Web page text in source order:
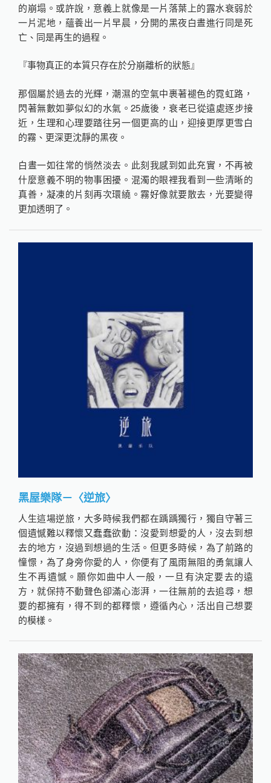
的崩塌。或許說，意義上就像是一片落葉上的露水衰弱於
一片泥地，蘊養出一片早晨，分開的黑夜白晝進行同是死
亡、同是再生的過程。
『事物真正的本質只存在於分崩離析的狀態』
那個屬於過去的光輝，潮濕的空氣中裹著褪色的霓虹路，
閃著無數如夢似幻的水氣。25歲後，衰老已從遠處逐步接
近，生理和心理要踏往另一個更高的山，迎接更厚更雪白
的霧、更深更沈靜的黑夜。
白晝一如往常的悄然淡去。此刻我感到如此充實，不再被
什麼意義不明的物事困擾。混濁的眼裡我看到一些清晰的
真善，凝凍的片刻再次環繞。霧好像就要散去，光要變得
更加透明了。
黑屋樂隊－〈逆旅〉
人生這場逆旅，大多時候我們都在踽踽獨行，獨自守著三
個遺憾難以釋懷又蠢蠢欲動：沒愛到想愛的人，沒去到想
去的地方，沒過到想過的生活。但更多時候，為了前路的
憧憬，為了身旁你愛的人，你便有了風雨無阻的勇氣讓人
生不再遺憾。願你如曲中人一般，一旦有決定要去的遠
方，就保持不動聲色卻滿心澎湃，一往無前的去追尋，想
要的都擁有，得不到的都釋懷，遵循內心，活出自己想要
的模樣。